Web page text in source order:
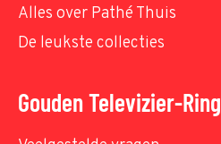
Alles over Pathé Thuis
De leukste collecties
Gouden Televizier-Ring